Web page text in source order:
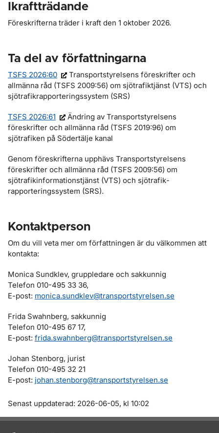
Ikraftträdande
Föreskrifterna träder i kraft den 1 oktober 2026.
Ta del av författningarna
TSFS 2026:60
Transportstyrelsens föreskrifter och
allmänna råd (TSFS 2009:56) om sjötrafiktjänst (VTS) och
sjötrafikrapporteringssystem (SRS)
TSFS 2026:61
Ändring av Transportstyrelsens
föreskrifter och allmänna råd (TSFS 2019:96) om
sjötrafiken på Södertälje kanal
Genom föreskrifterna upphävs Transportstyrelsens
föreskrifter och all­männa råd (TSFS 2009:56) om
sjötrafikinformationstjänst (VTS) och sjö­trafik­
rapporteringssystem (SRS).
Kontaktperson
Om du vill veta mer om författningen är du välkommen att
kontakta:
Monica Sundklev, gruppledare och sakkunnig
Telefon 010-495 33 36,
E-post: monica.sundklev@transportstyrelsen.se
Frida Swahnberg, sakkunnig
Telefon 010-495 67 17,
E-post: frida.swahnberg@transportstyrelsen.se
Johan Stenborg, jurist
Telefon 010-495 32 21
E-post: johan.stenborg@transportstyrelsen.se
Om sidan
Senast uppdaterad: 2026-06-05, kl 10:02